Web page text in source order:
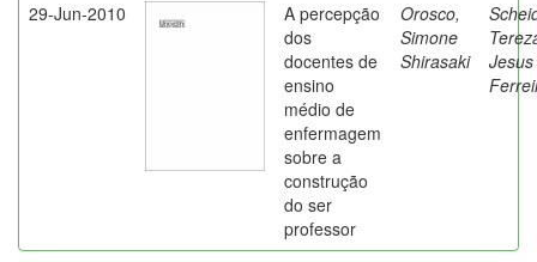
29-Jun-2010
A percepção
dos
docentes de
ensino
médio de
enfermagem
sobre a
construção
do ser
professor
Orosco,
Simone
Shirasaki
Jesus